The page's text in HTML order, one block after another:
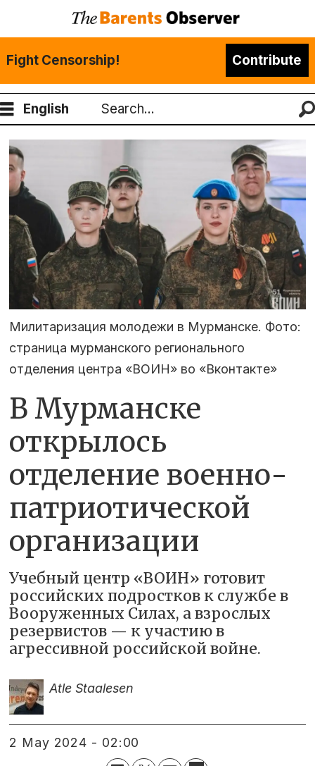
Fight Censorship! Contribute
English
Search
Милитаризация молодежи в Мурманске. Фото:
страница мурманского регионального
отделения центра «ВОИН» во «Вконтакте»
В Мурманске
открылось
отделение военно-
патриотической
организации
Учебный центр «ВОИН» готовит
российских подростков к службе в
Вооруженных Силах, а взрослых
резервистов — к участию в
агрессивной российской войне.
Atle Staalesen
2 May 2024 - 02:00